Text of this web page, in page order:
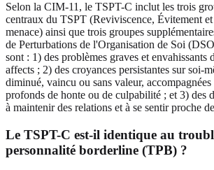
Selon la CIM-11, le TSPT-C inclut les trois
centraux du TSPT (Reviviscence, Évitement
menace) ainsi que trois groupes
de Perturbations de l'Organisation de Soi
sont : 1) des problèmes graves et envahissants
affects ; 2) des croyances persistantes sur soi-
diminué, vaincu ou sans valeur, accompagnées
profonds de honte ou de culpabilité ; et 3) des
à maintenir des relations et à se sentir proche
Le TSPT-C est-il identique au
personnalité borderline (TPB) ?